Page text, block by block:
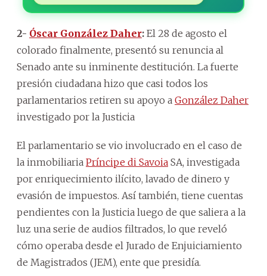
2- Óscar González Daher: El 28 de agosto el
colorado finalmente, presentó su renuncia al
Senado ante su inminente destitución. La fuerte
presión ciudadana hizo que casi todos los
parlamentarios retiren su apoyo a González Daher
investigado por la Justicia
El parlamentario se vio involucrado en el caso de
la inmobiliaria Príncipe di Savoia SA, investigada
por enriquecimiento ilícito, lavado de dinero y
evasión de impuestos. Así también, tiene cuentas
pendientes con la Justicia luego de que saliera a la
luz una serie de audios filtrados, lo que reveló
cómo operaba desde el Jurado de Enjuiciamiento
de Magistrados (JEM), ente que presidía.